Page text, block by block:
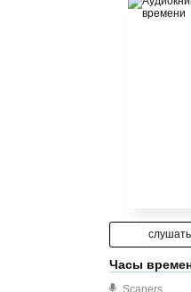
Часы
Scaners